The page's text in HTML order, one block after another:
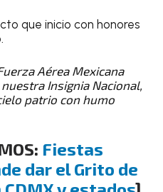
que inicio con honores
Aérea Mexicana
Insignia Nacional,
patrio con humo
Fiestas
dar el Grito de